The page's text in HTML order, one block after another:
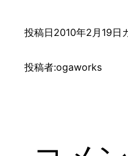
投稿日2010年2月19日
投稿者:ogaworks